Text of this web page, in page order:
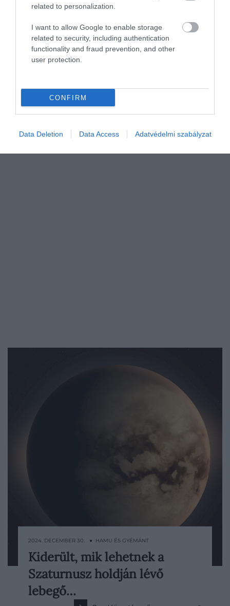
related to personalization.
I want to allow Google to enable storage
related to security, including authentication
functionality and fraud prevention, and other
user protection.
CONFIRM
Data Deletion Data Access Adatvédelmi szabályzat
A tiszta ivóvíz alapvető emberi jog, amely
elérhetetlen. Az Egészségügyi
Világszervezet 2022-es adatai szerint
világszerte 2,2 milliárd ember nem jut
tanulmányok szerint a valós szám ennek
2025. MÁRCIUS 27. ● HAMU ÉS GYÉMÁNT
Áttörés: a jövőben napfénnyel
HAMU ÉS GYÉMÁNT
Naprendszerünk egyik legkülönlegesebb
égiteste a Szaturnusz Titán nevet viselő
holdja, amelyen szénhidrogénból álló
folyók, tengerek és tavak is találhatók. Ha
2024. DECEMBER 30. ● HAMU ÉS GYÉMÁNT
Kiderült, mik lehetnek a
Szaturnusz holdján lévő
lebegő…